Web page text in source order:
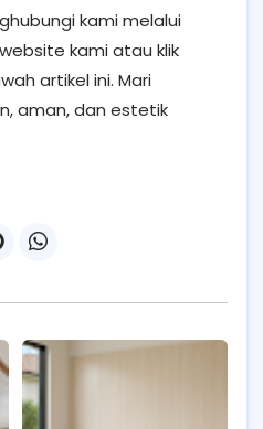
kami melalui
kami atau klik
artikel ini. Mari
aman, dan estetik